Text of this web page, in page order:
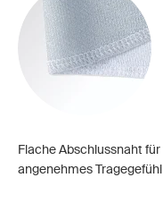
Flache Abschlussnaht für
angenehmes Tragegefühl